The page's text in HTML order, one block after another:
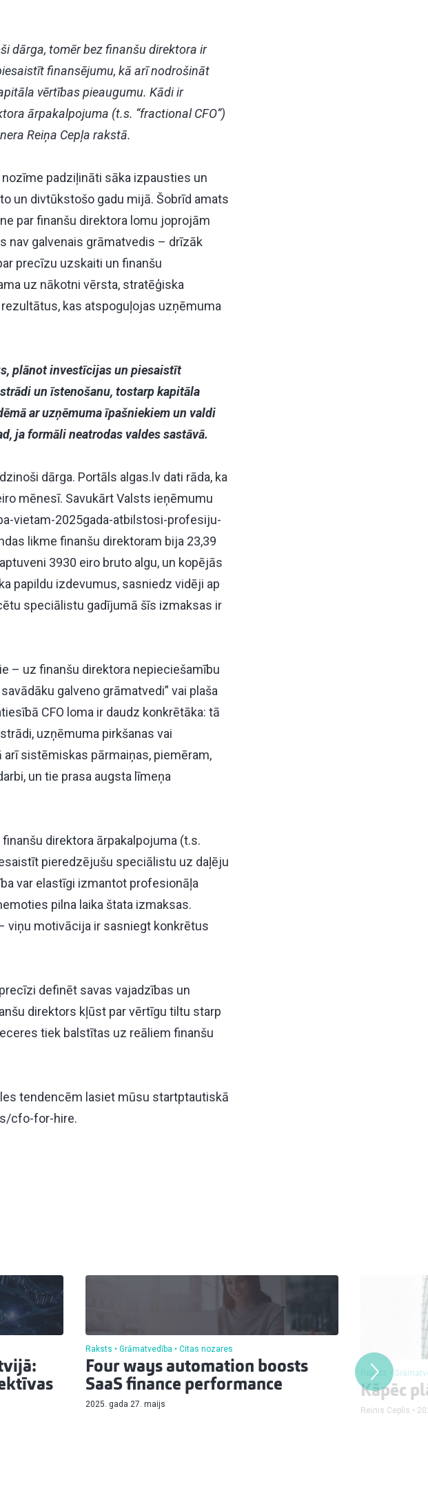
dārga, tomēr bez finanšu direktora ir
finansējumu, kā arī nodrošināt
vērtības pieaugumu. Kādi ir
ārpakalpojuma (t.s. “fractional CFO”)
Reiņa Cepļa rakstā.
padziļināti sāka izpausties un
un divtūkstošo gadu mijā. Šobrīd amats
par finanšu direktora lomu joprojām
nav galvenais grāmatvedis – drīzāk
precīzu uzskaiti un finanšu
uz nākotni vērsta, stratēģiska
kas atspoguļojas uzņēmuma
plānot investīcijas un piesaistīt
un īstenošanu, tostarp kapitāla
ar uzņēmuma īpašniekiem un valdi
ja formāli neatrodas valdes sastāvā.
dārga. Portāls algas.lvdati rāda, ka
mēnesī. Savukārt Valsts ieņēmumu
vietam-2025gada-atbilstosi-profesiju-
likme finanšu direktoram bija 23,39
3930 eiro bruto algu, un kopējās
papildu izdevumus, sasniedz vidēji ap
speciālistu gadījumā šīs izmaksas ir
– uz finanšu direktora nepieciešamību
galveno grāmatvedi” vai plaša
CFO loma ir daudz konkrētāka: tā
uzņēmuma pirkšanas vai
arī sistēmiskas pārmaiņas, piemēram,
un tie prasa augsta līmeņa
direktora ārpakalpojuma (t.s.
pieredzējušu speciālistu uz daļēju
var elastīgi izmantot profesionāļa
pilna laika štata izmaksas.
viņu motivācija ir sasniegt konkrētus
definēt savas vajadzības un
direktors kļūst par vērtīgu tiltu starp
tiek balstītas uz reāliem finanšu
tendencēm lasiet mūsu startptautiskā
cfo-for-hire.
Raksts Grāmatvedība Citas nozares
Four ways automation boosts
SaaS finance performance
2025. gada 27. maijs
Raksts
Kāpēc
Reinis Ceplis